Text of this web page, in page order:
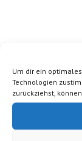
Um dir ein
Technologien
zurückziehst,